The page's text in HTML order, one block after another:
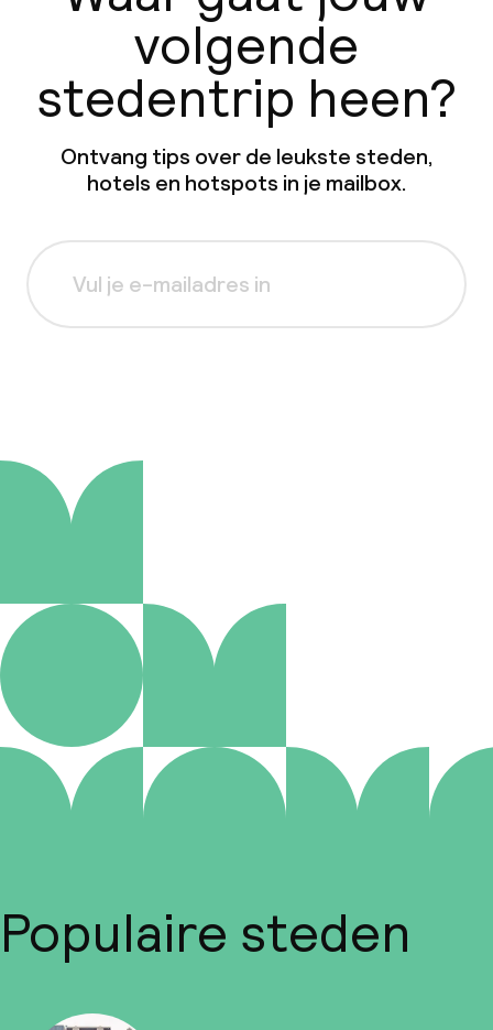
volgende
stedentrip heen?
Ontvang tips over de leukste steden,
hotels en hotspots in je mailbox.
Populaire steden